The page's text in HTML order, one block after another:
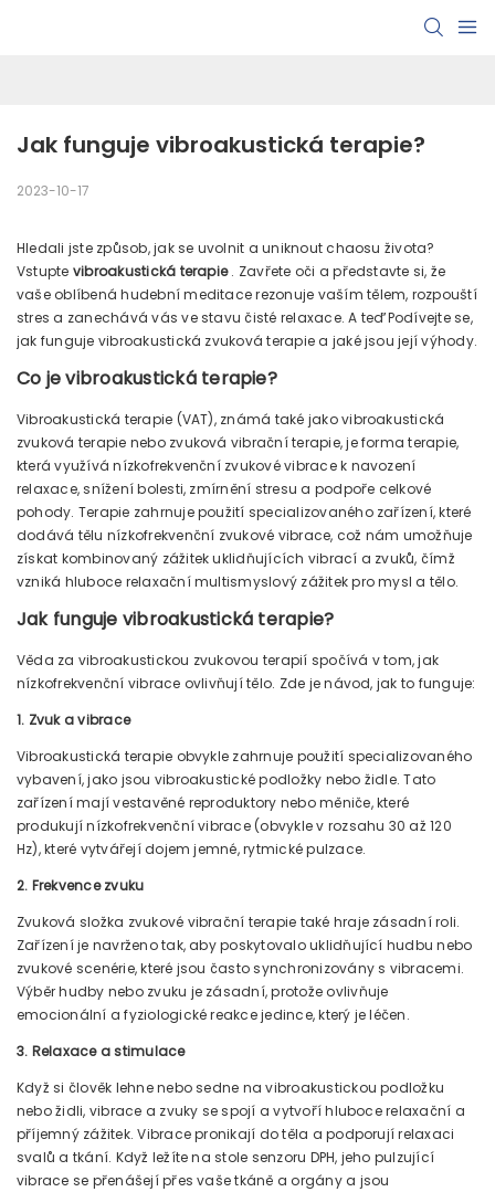
Jak funguje vibroakustická terapie?
2023-10-17
Hledali jste způsob, jak se uvolnit a uniknout chaosu života?
Vstupte vibroakustická terapie. Zavřete oči a představte si, že
vaše oblíbená hudební meditace rezonuje vaším tělem, rozpouští
stres a zanechává vás ve stavu čisté relaxace. A teď’Podívejte se,
jak funguje vibroakustická zvuková terapie a jaké jsou její výhody.
Co je vibroakustická terapie?
Vibroakustická terapie (VAT), známá také jako vibroakustická
zvuková terapie nebo zvuková vibrační terapie, je forma terapie,
která využívá nízkofrekvenční zvukové vibrace k navození
relaxace, snížení bolesti, zmírnění stresu a podpoře celkové
pohody. Terapie zahrnuje použití specializovaného zařízení, které
dodává tělu nízkofrekvenční zvukové vibrace, což nám umožňuje
získat kombinovaný zážitek uklidňujících vibrací a zvuků, čímž
vzniká hluboce relaxační multismyslový zážitek pro mysl a tělo.
Jak funguje vibroakustická terapie?
Věda za vibroakustickou zvukovou terapií spočívá v tom, jak
nízkofrekvenční vibrace ovlivňují tělo. Zde je návod, jak to funguje:
1. Zvuk a vibrace
Vibroakustická terapie obvykle zahrnuje použití specializovaného
vybavení, jako jsou vibroakustické podložky nebo židle. Tato
zařízení mají vestavěné reproduktory nebo měniče, které
produkují nízkofrekvenční vibrace (obvykle v rozsahu 30 až 120
Hz), které vytvářejí dojem jemné, rytmické pulzace.
2. Frekvence zvuku
Zvuková složka zvukové vibrační terapie také hraje zásadní roli.
Zařízení je navrženo tak, aby poskytovalo uklidňující hudbu nebo
zvukové scenérie, které jsou často synchronizovány s vibracemi.
Výběr hudby nebo zvuku je zásadní, protože ovlivňuje
emocionální a fyziologické reakce jedince, který je léčen.
3. Relaxace a stimulace
Když si člověk lehne nebo sedne na vibroakustickou podložku
nebo židli, vibrace a zvuky se spojí a vytvoří hluboce relaxační a
příjemný zážitek. Vibrace pronikají do těla a podporují relaxaci
svalů a tkání. Když ležíte na stole senzoru DPH, jeho pulzující
vibrace se přenášejí přes vaše tkáně a orgány a jsou